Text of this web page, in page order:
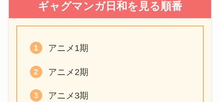
ギャグマンガ日和を見る順番
アニメ1期
アニメ2期
アニメ3期